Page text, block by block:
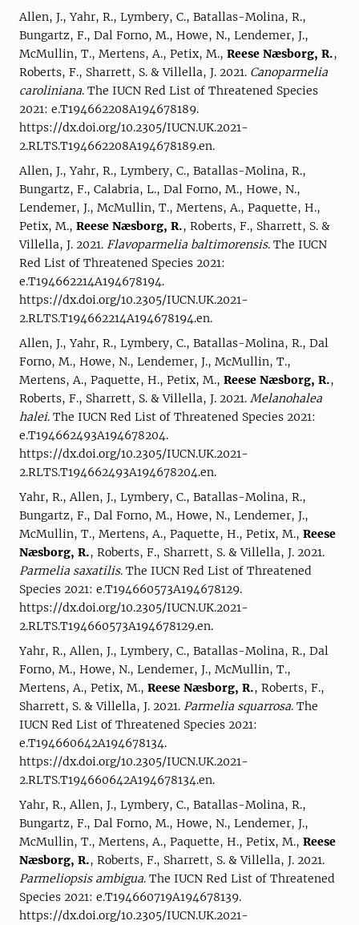
Allen, J., Yahr, R., Lymbery, C., Batallas-Molina, R.,
Bungartz, F., Dal Forno, M., Howe, N., Lendemer, J.,
McMullin, T., Mertens, A., Petix, M., Reese Næsborg, R.,
Roberts, F., Sharrett, S. & Villella, J. 2021. Canoparmelia
caroliniana. The IUCN Red List of Threatened Species
2021: e.T194662208A194678189.
https://dx.doi.org/10.2305/IUCN.UK.2021-
2.RLTS.T194662208A194678189.en.
Allen, J., Yahr, R., Lymbery, C., Batallas-Molina, R.,
Bungartz, F., Calabria, L., Dal Forno, M., Howe, N.,
Lendemer, J., McMullin, T., Mertens, A., Paquette, H.,
Petix, M., Reese Næsborg, R., Roberts, F., Sharrett, S. &
Villella, J. 2021. Flavoparmelia baltimorensis. The IUCN
Red List of Threatened Species 2021:
e.T194662214A194678194.
https://dx.doi.org/10.2305/IUCN.UK.2021-
2.RLTS.T194662214A194678194.en.
Allen, J., Yahr, R., Lymbery, C., Batallas-Molina, R., Dal
Forno, M., Howe, N., Lendemer, J., McMullin, T.,
Mertens, A., Paquette, H., Petix, M., Reese Næsborg, R.,
Roberts, F., Sharrett, S. & Villella, J. 2021. Melanohalea
halei. The IUCN Red List of Threatened Species 2021:
e.T194662493A194678204.
https://dx.doi.org/10.2305/IUCN.UK.2021-
2.RLTS.T194662493A194678204.en.
Yahr, R., Allen, J., Lymbery, C., Batallas-Molina, R.,
Bungartz, F., Dal Forno, M., Howe, N., Lendemer, J.,
McMullin, T., Mertens, A., Paquette, H., Petix, M., Reese
Næsborg, R., Roberts, F., Sharrett, S. & Villella, J. 2021.
Parmelia saxatilis. The IUCN Red List of Threatened
Species 2021: e.T194660573A194678129.
https://dx.doi.org/10.2305/IUCN.UK.2021-
2.RLTS.T194660573A194678129.en.
Yahr, R., Allen, J., Lymbery, C., Batallas-Molina, R., Dal
Forno, M., Howe, N., Lendemer, J., McMullin, T.,
Mertens, A., Petix, M., Reese Næsborg, R., Roberts, F.,
Sharrett, S. & Villella, J. 2021. Parmelia squarrosa. The
IUCN Red List of Threatened Species 2021:
e.T194660642A194678134.
https://dx.doi.org/10.2305/IUCN.UK.2021-
2.RLTS.T194660642A194678134.en.
Yahr, R., Allen, J., Lymbery, C., Batallas-Molina, R.,
Bungartz, F., Dal Forno, M., Howe, N., Lendemer, J.,
McMullin, T., Mertens, A., Paquette, H., Petix, M., Reese
Næsborg, R., Roberts, F., Sharrett, S. & Villella, J. 2021.
Parmeliopsis ambigua. The IUCN Red List of Threatened
Species 2021: e.T194660719A194678139.
https://dx.doi.org/10.2305/IUCN.UK.2021-